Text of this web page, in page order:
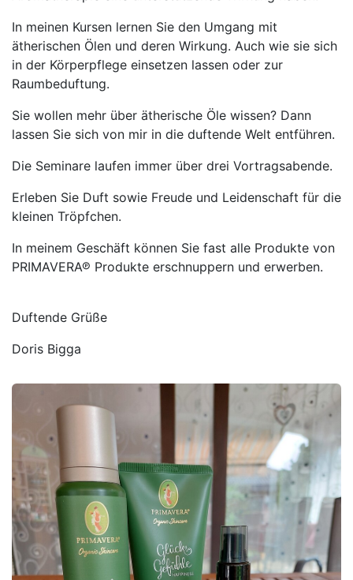
In meinen Kursen lernen Sie den Umgang mit
ätherischen Ölen und deren Wirkung. Auch wie sie sich
in der Körperpflege einsetzen lassen oder zur
Raumbeduftung.
Sie wollen mehr über ätherische Öle wissen? Dann
lassen Sie sich von mir in die duftende Welt entführen.
Die Seminare laufen immer über drei Vortragsabende.
Erleben Sie Duft sowie Freude und Leidenschaft für die
kleinen Tröpfchen.
In meinem Geschäft können Sie fast alle Produkte von
PRIMAVERA℗ Produkte erschnuppern und erwerben.
Duftende Grüße
Doris Bigga